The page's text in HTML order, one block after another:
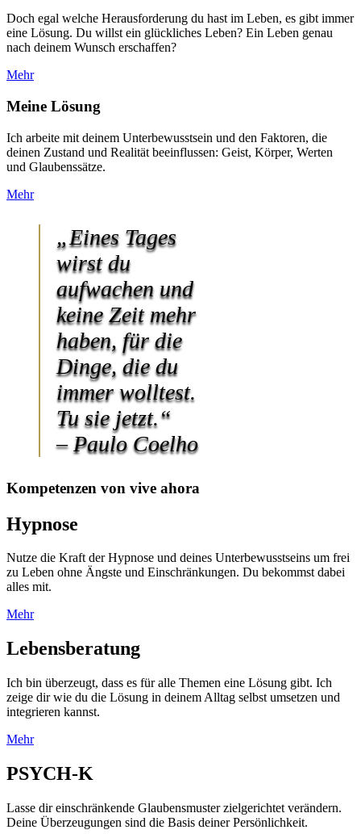
Doch egal welche Herausforderung du hast im Leben, es gibt immer
eine Lösung. Du willst ein glückliches Leben? Ein Leben genau
nach deinem Wunsch erschaffen?
Mehr
Meine Lösung
Ich arbeite mit deinem Unterbewusstsein und den Faktoren, die
deinen Zustand und Realität beeinflussen: Geist, Körper, Werten
und Glaubenssätze.
Mehr
„Eines Tages
wirst du
aufwachen und
keine Zeit mehr
haben, für die
Dinge, die du
immer wolltest.
Tu sie jetzt.“
– Paulo Coelho
Kompetenzen von vive ahora
Hypnose
Nutze die Kraft der Hypnose und deines Unterbewusstseins um frei
zu Leben ohne Ängste und Einschränkungen. Du bekommst dabei
alles mit.
Mehr
Lebensberatung
Ich bin überzeugt, dass es für alle Themen eine Lösung gibt. Ich
zeige dir wie du die Lösung in deinem Alltag selbst umsetzen und
integrieren kannst.
Mehr
PSYCH-K
Lasse dir einschränkende Glaubensmuster zielgerichtet verändern.
Deine Überzeugungen sind die Basis deiner Persönlichkeit.